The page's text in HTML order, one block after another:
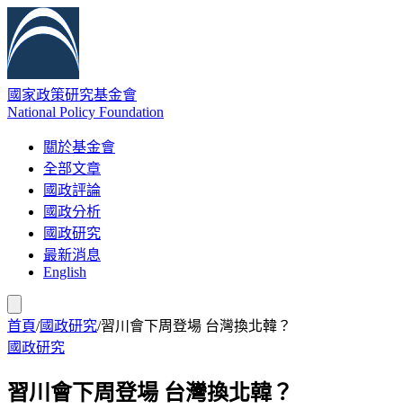
國家政策研究基金會
National Policy Foundation
關於基金會
全部文章
國政評論
國政分析
國政研究
最新消息
English
首頁/國政研究/習川會下周登場 台灣換北韓？
國政研究
習川會下周登場 台灣換北韓？